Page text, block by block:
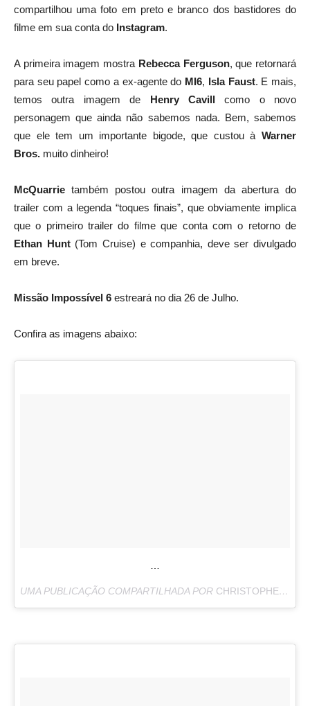
compartilhou uma foto em preto e branco dos bastidores do
filme em sua conta do Instagram.
A primeira imagem mostra Rebecca Ferguson, que retornará
para seu papel como a ex-agente do MI6, Isla Faust. E mais,
temos outra imagem de Henry Cavillcomo o novo
personagem que ainda não sabemos nada. Bem, sabemos
que ele tem um importante bigode, que custou à Warner
Bros. muito dinheiro!
McQuarrie também postou outra imagem da abertura do
trailer com a legenda “toques finais”, que obviamente implica
que o primeiro trailer do filme que conta com o retorno de
Ethan Hunt(Tom Cruise) e companhia, deve ser divulgado
em breve.
Missão Impossível 6 estreará no dia 26 de Julho.
Confira as imagens abaixo:
UMA PUBLICAÇÃO COMPARTILHADA POR CHRISTOPHER MCQUARRIE